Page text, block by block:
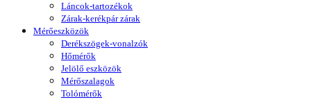
Láncok-tartozékok
Zárak-kerékpár zárak
Mérőeszközök
Derékszögek-vonalzók
Hőmérők
Jelölő eszközök
Mérőszalagok
Tolómérők